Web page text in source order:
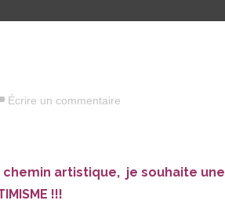
Écrire un commentaire
artistique, je souhaite une
!!!